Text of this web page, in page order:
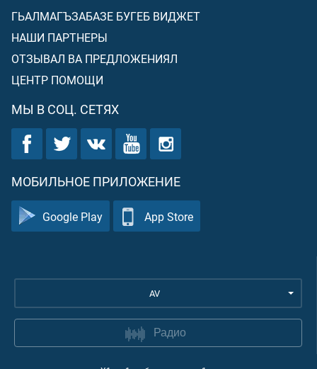
ГЬАЛМАГЪЗАБАЗЕ БУГЕБ ВИДЖЕТ
НАШИ ПАРТНЕРЫ
ОТЗЫВАЛ ВА ПРЕДЛОЖЕНИЯЛ
ЦЕНТР ПОМОЩИ
МЫ В СОЦ. СЕТЯХ
МОБИЛЬНОЕ ПРИЛОЖЕНИЕ
Google Play App Store
AV
Радио